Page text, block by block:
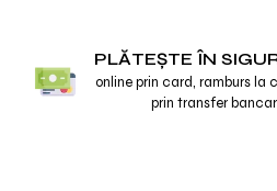
PLĂTEȘTE ÎN
online prin card, ramburs la
prin transfer bancar